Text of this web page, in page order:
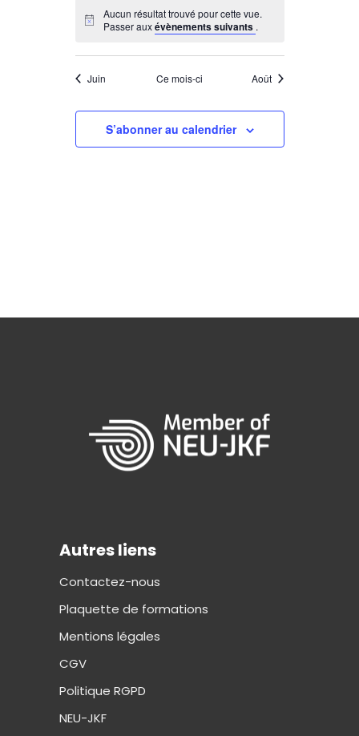
Notice
Aucun résultat trouvé pour cette vue.
Passer auxévènements suivants .
Juin Ce mois-ci Août
S’abonner au calendrier
Autres liens
Contactez-nous
Plaquette de formations
Mentions légales
CGV
Politique RGPD
NEU-JKF